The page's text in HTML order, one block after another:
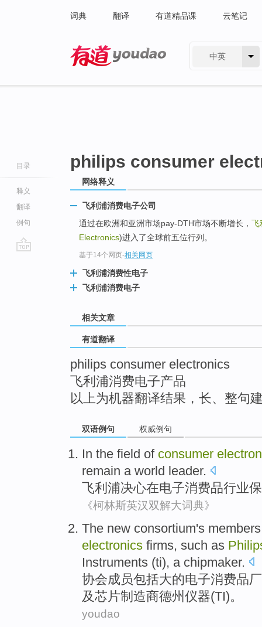
词典 翻译 有道精品课 云笔记
中英
目录
释义
翻译
例句
philips consumer
网络释义
飞利浦消费电子公司
通过在欧洲和亚洲市场pay-DTH市场不断增长， 飞
Electronics)进入了全球前五位行列。
基于14个网页-相关网页
飞利浦消费性电子
飞利浦消费电子
相关文章
有道翻译
philips consumer electronics
飞利浦消费电子产品
以上为机器翻译结果，长、整句
双语例句 权威例句
In the field of consumer
remain a world leader.
飞利浦决心在电子消费品行业
《柯林斯英汉双解大词典》
The new consortium's members
electronics firms, such as
Instruments (ti), a chipmaker.
协会成员包括大的电子消费品
及芯片制造商德州 仪器(TI)。
youdao